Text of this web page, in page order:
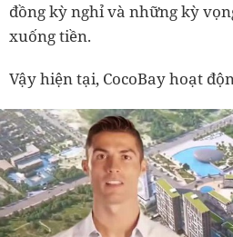
đồng kỳ nghỉ và những kỳ
xuống tiền.
Vậy hiện tại, CocoBay hoạt